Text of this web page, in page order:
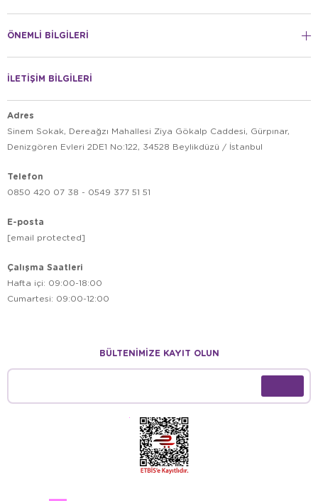
ÖNEMLİ BİLGİLERİ
İLETİŞİM BİLGİLERİ
Adres
Sinem Sokak, Dereağzı Mahallesi Ziya Gökalp Caddesi, Gürpınar,
Denizgören Evleri 2DE1 No:122, 34528 Beylikdüzü / İstanbul
Telefon
0850 420 07 38 - 0549 377 51 51
E-posta
[email protected]
Çalışma Saatleri
Hafta içi: 09:00-18:00
Cumartesi: 09:00-12:00
BÜLTENİMİZE KAYIT OLUN